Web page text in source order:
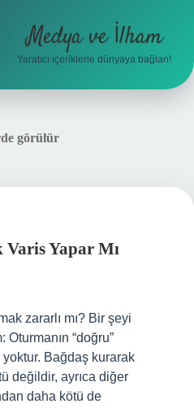
Medya ve İlham
Yaratıcı içeriklerle dünyaya bağlan!
görülür
Yapar Mı
zararlı mı? Bir şeyi
Oturmanın “doğru”
yoktur. Bağdaş kurarak
değildir, ayrıca diğer
daha kötü de